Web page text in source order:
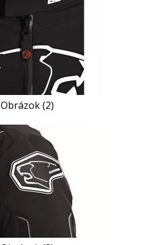
Obrázok (2)